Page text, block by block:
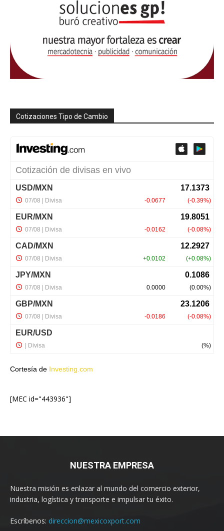
Cotizaciones Tipo de Cambio
Cortesía de Investing.com
[MEC id="443936"]
NUESTRA EMPRESA
Nuestra misión es enlazar al mundo del comercio exterior,
industria, logística y transporte e impulsar tu éxito.
Escríbenos: direccion@mexicoxport.com